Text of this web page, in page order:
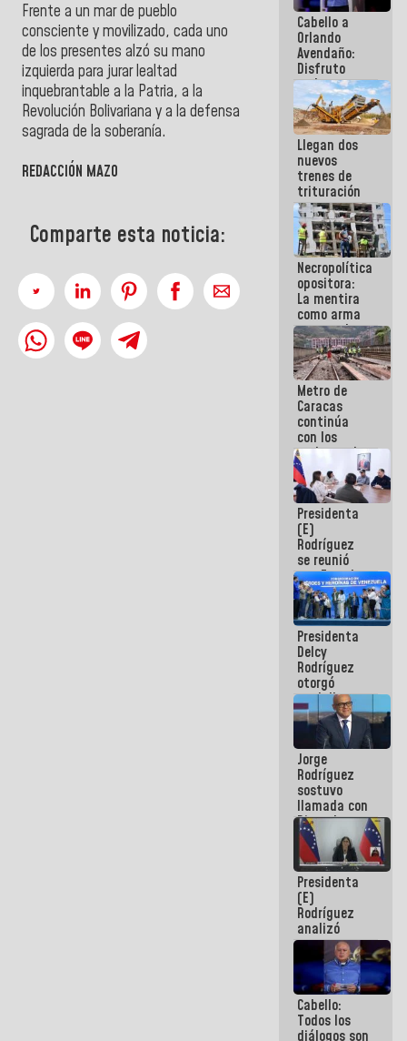
Frente a un mar de pueblo
consciente y movilizado, cada uno
de los presentes alzó su mano
izquierda para jurar lealtad
inquebrantable a la Patria, a la
Revolución Bolivariana y a la defensa
sagrada de la soberanía.
REDACCIÓN MAZO
Comparte esta noticia:
Cabello a
Orlando
Avendaño:
Disfruto
cada vez
que escribes
porque lo
que haces
es
embarrarla
Llegan dos
nuevos
trenes de
trituración
para
optimizar
manejo de
escombros
en La Guaira
Necropolítica
opositora:
La mentira
como arma
contra el
Pueblo
Metro de
Caracas
continúa
con los
trabajos de
mantenimiento
e inspección
en la Línea 2
Presidenta
(E)
Rodríguez
se reunió
con Estado
Mayor
Eléctrico
para
abordar
planes de
acción
Presidenta
Delcy
Rodríguez
otorgó
medalla
"Héroe de
Venezuela"
a servidores
públicos
Jorge
Rodríguez
sostuvo
llamada con
Dinorah
Figuera y
acuerdan
primer
encuentro
presencial
para el
diálogo
Presidenta
(E)
Rodríguez
analizó
junto a
gobernadores
planes de
recuperación
del Sistema
Eléctrico
Cabello:
Todos los
diálogos son